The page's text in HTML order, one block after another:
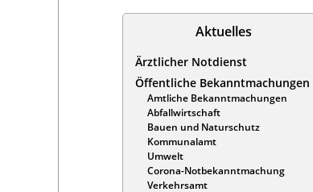
Aktuelles
Ärztlicher Notdienst
Öffentliche Bekanntmachungen
Amtliche Bekanntmachungen
Abfallwirtschaft
Bauen und Naturschutz
Kommunalamt
Umwelt
Corona-Notbekanntmachung
Verkehrsamt